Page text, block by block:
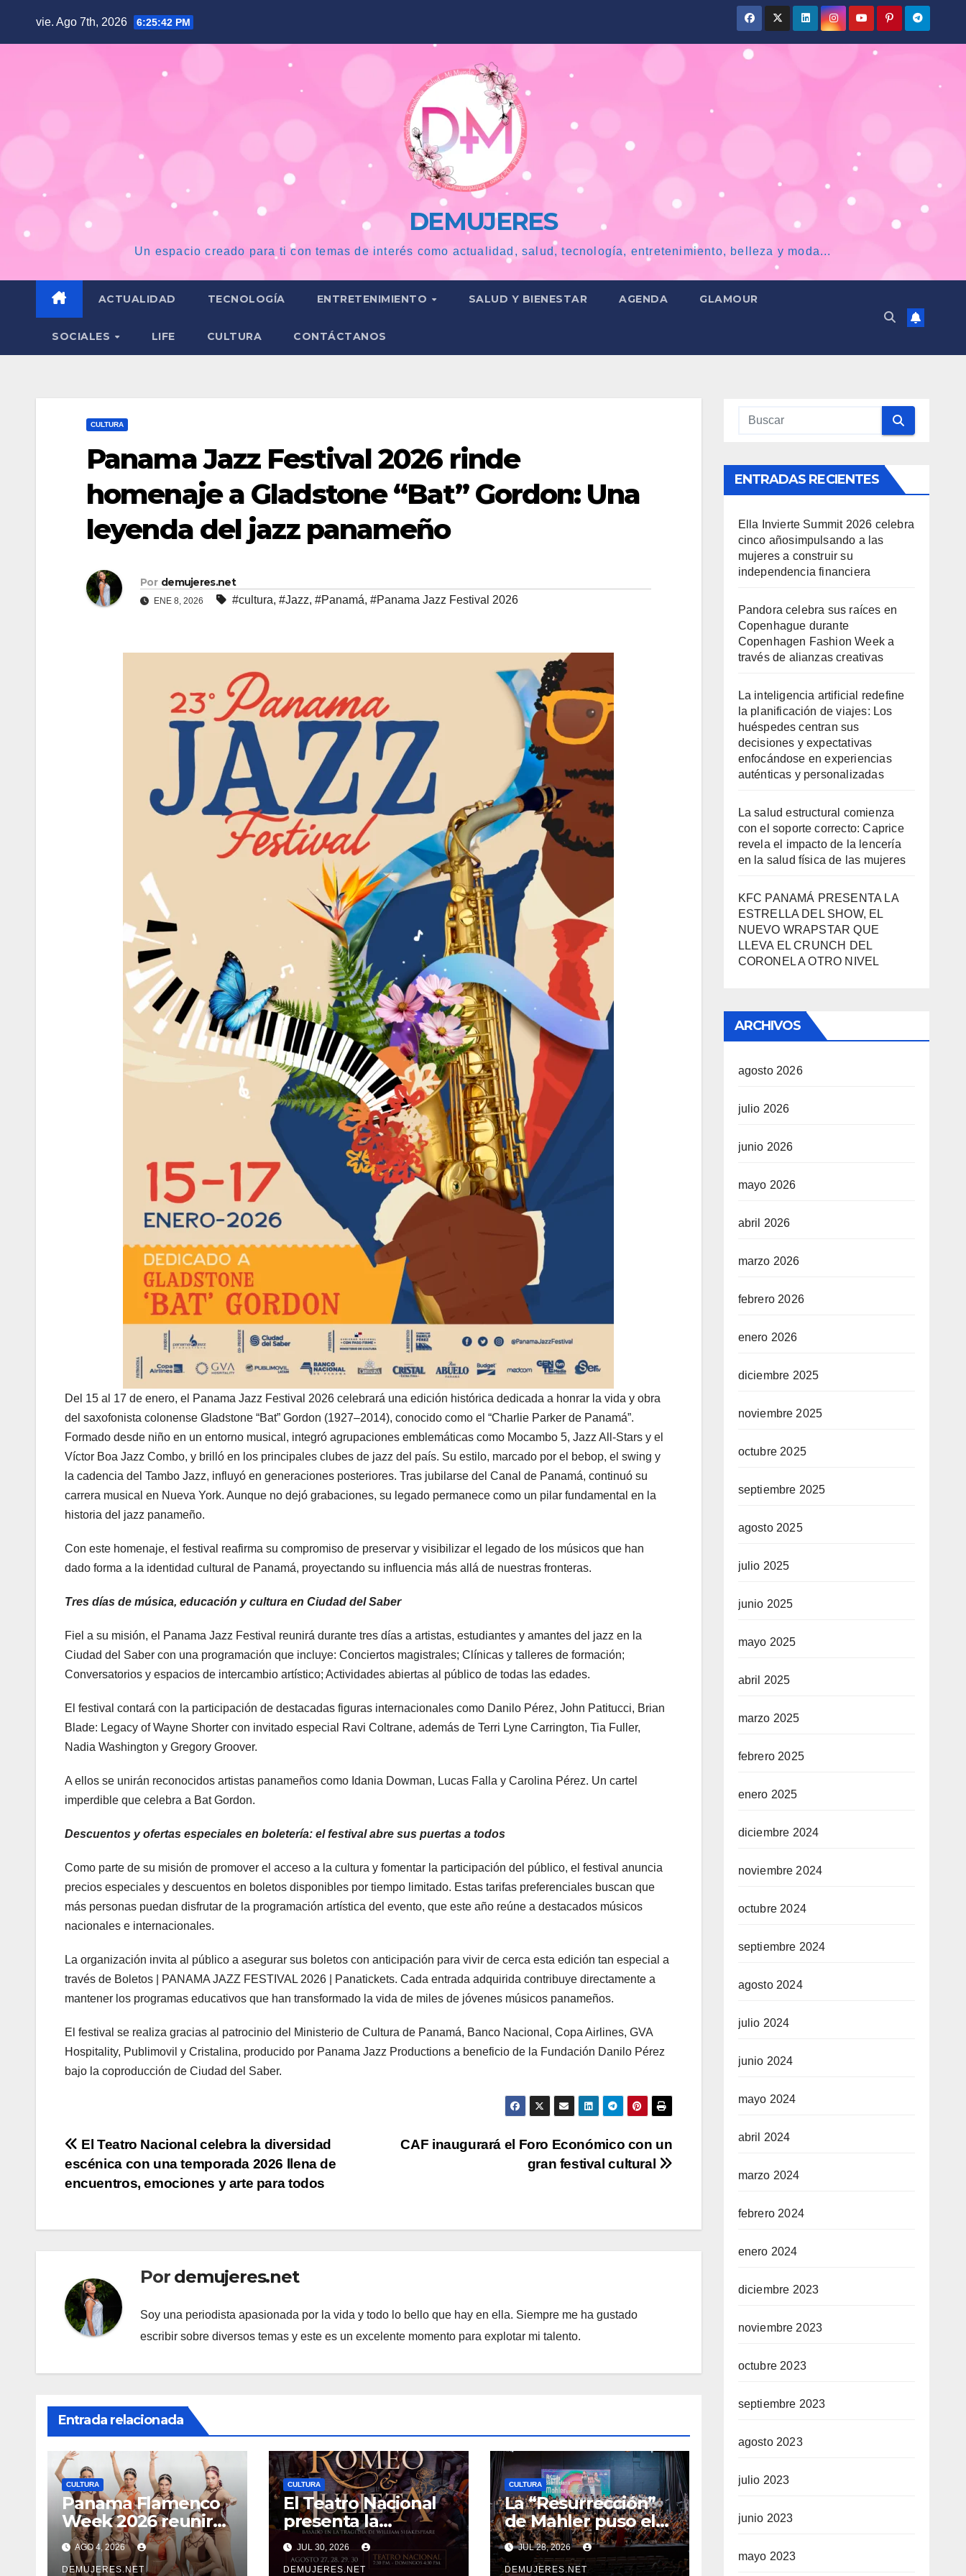
vie. Ago 7th, 2026 6:25:43 PM
DEMUJERES
Un espacio creado para ti con temas de interés como actualidad, salud, tecnología, entretenimiento, belleza y moda...
ACTUALIDAD TECNOLOGÍA ENTRETENIMIENTO SALUD Y BIENESTAR AGENDA GLAMOUR
SOCIALES LIFE CULTURA CONTÁCTANOS
CULTURA
Panama Jazz Festival 2026 rinde
homenaje a Gladstone “Bat” Gordon: Una
leyenda del jazz panameño
Por demujeres.net
ENE 8, 2026 #cultura, #Jazz, #Panamá, #Panama Jazz Festival 2026
Del 15 al 17 de enero, el Panama Jazz Festival 2026 celebrará una edición histórica dedicada a honrar la vida y obra
del saxofonista colonense Gladstone “Bat” Gordon (1927–2014), conocido como el “Charlie Parker de Panamá”.
Formado desde niño en un entorno musical, integró agrupaciones emblemáticas como Mocambo 5, Jazz All-Stars y el
Víctor Boa Jazz Combo, y brilló en los principales clubes de jazz del país. Su estilo, marcado por el bebop, el swing y
la cadencia del Tambo Jazz, influyó en generaciones posteriores. Tras jubilarse del Canal de Panamá, continuó su
carrera musical en Nueva York. Aunque no dejó grabaciones, su legado permanece como un pilar fundamental en la
historia del jazz panameño.
Con este homenaje, el festival reafirma su compromiso de preservar y visibilizar el legado de los músicos que han
dado forma a la identidad cultural de Panamá, proyectando su influencia más allá de nuestras fronteras.
Tres días de música, educación y cultura en Ciudad del Saber
Fiel a su misión, el Panama Jazz Festival reunirá durante tres días a artistas, estudiantes y amantes del jazz en la
Ciudad del Saber con una programación que incluye: Conciertos magistrales; Clínicas y talleres de formación;
Conversatorios y espacios de intercambio artístico; Actividades abiertas al público de todas las edades.
El festival contará con la participación de destacadas figuras internacionales como Danilo Pérez, John Patitucci, Brian
Blade: Legacy of Wayne Shorter con invitado especial Ravi Coltrane, además de Terri Lyne Carrington, Tia Fuller,
Nadia Washington y Gregory Groover.
A ellos se unirán reconocidos artistas panameños como Idania Dowman, Lucas Falla y Carolina Pérez. Un cartel
imperdible que celebra a Bat Gordon.
Descuentos y ofertas especiales en boletería: el festival abre sus puertas a todos
Como parte de su misión de promover el acceso a la cultura y fomentar la participación del público, el festival anuncia
precios especiales y descuentos en boletos disponibles por tiempo limitado. Estas tarifas preferenciales buscan que
más personas puedan disfrutar de la programación artística del evento, que este año reúne a destacados músicos
nacionales e internacionales.
La organización invita al público a asegurar sus boletos con anticipación para vivir de cerca esta edición tan especial a
través de Boletos | PANAMA JAZZ FESTIVAL 2026 | Panatickets. Cada entrada adquirida contribuye directamente a
mantener los programas educativos que han transformado la vida de miles de jóvenes músicos panameños.
El festival se realiza gracias al patrocinio del Ministerio de Cultura de Panamá, Banco Nacional, Copa Airlines, GVA
Hospitality, Publimovil y Cristalina, producido por Panama Jazz Productions a beneficio de la Fundación Danilo Pérez
bajo la coproducción de Ciudad del Saber.
Navegación
de
CAF inaugurará el Foro Económico con un
gran festival cultural
El Teatro Nacional celebra la diversidad
escénica con una temporada 2026 llena de
encuentros, emociones y arte para todos
Por demujeres.net
Soy una periodista apasionada por la vida y todo lo bello que hay en ella. Siempre me ha gustado
escribir sobre diversos temas y este es un excelente momento para explotar mi talento.
Entrada relacionada
CULTURA
Panama Flamenco
Week 2026 reunirá
arte, tradición y
cultura española en
AGO 4, 2026
DEMUJERES.NET
CULTURA
El Teatro Nacional
presenta la
cartelera de agosto
2026
JUL 30, 2026
DEMUJERES.NET
CULTURA
La “Resurrección”
de Mahler puso el
broche de oro a los
20 años del Festival
JUL 28, 2026
DEMUJERES.NET
ENTRADAS RECIENTES
Ella Invierte Summit 2026 celebra
cinco añosimpulsando a las
mujeres a construir su
independencia financiera
Pandora celebra sus raíces en
Copenhague durante
Copenhagen Fashion Week a
través de alianzas creativas
La inteligencia artificial redefine
la planificación de viajes: Los
huéspedes centran sus
decisiones y expectativas
enfocándose en experiencias
auténticas y personalizadas
La salud estructural comienza
con el soporte correcto: Caprice
revela el impacto de la lencería
en la salud física de las mujeres
KFC PANAMÁ PRESENTA LA
ESTRELLA DEL SHOW, EL
NUEVO WRAPSTAR QUE
LLEVA EL CRUNCH DEL
CORONEL A OTRO NIVEL
ARCHIVOS
agosto 2026
julio 2026
junio 2026
mayo 2026
abril 2026
marzo 2026
febrero 2026
enero 2026
diciembre 2025
noviembre 2025
octubre 2025
septiembre 2025
agosto 2025
julio 2025
junio 2025
mayo 2025
abril 2025
marzo 2025
febrero 2025
enero 2025
diciembre 2024
noviembre 2024
octubre 2024
septiembre 2024
agosto 2024
julio 2024
junio 2024
mayo 2024
abril 2024
marzo 2024
febrero 2024
enero 2024
diciembre 2023
noviembre 2023
octubre 2023
septiembre 2023
agosto 2023
julio 2023
junio 2023
mayo 2023